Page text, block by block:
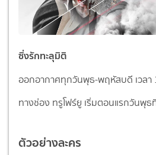
ซิ่งรักทะลุมิติ
ออกอากาศทุกวันพุธ-พฤหัสบดี เวลา
ทางช่อง ทรูโฟร์ยู เริ่มตอนแรกวันพุ
ตัวอย่างละคร